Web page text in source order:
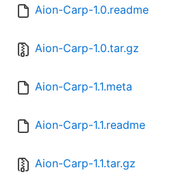
Aion-Carp-1.0.readme
Aion-Carp-1.0.tar.gz
Aion-Carp-1.1.meta
Aion-Carp-1.1.readme
Aion-Carp-1.1.tar.gz